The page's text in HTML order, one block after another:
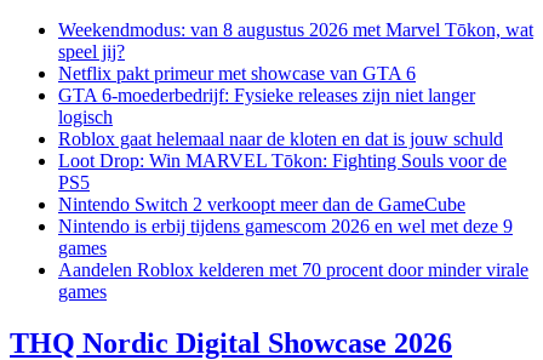
Weekendmodus: van 8 augustus 2026 met Marvel Tōkon, wat
speel jij?
Netflix pakt primeur met showcase van GTA 6
GTA 6-moederbedrijf: Fysieke releases zijn niet langer
logisch
Roblox gaat helemaal naar de kloten en dat is jouw schuld
Loot Drop: Win MARVEL Tōkon: Fighting Souls voor de
PS5
Nintendo Switch 2 verkoopt meer dan de GameCube
Nintendo is erbij tijdens gamescom 2026 en wel met deze 9
games
Aandelen Roblox kelderen met 70 procent door minder virale
games
THQ Nordic Digital Showcase 2026